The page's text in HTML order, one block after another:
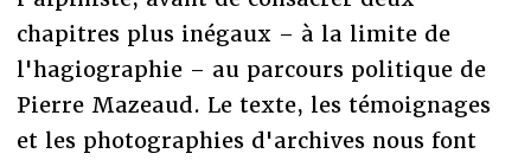
chapitres plus inégaux – à la limite de
l'hagiographie – au parcours politique de
Pierre Mazeaud. Le texte, les témoignages
et les photographies d'archives nous font